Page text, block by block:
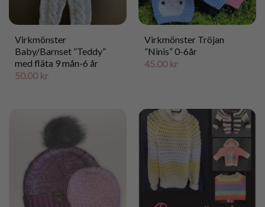
Virkmönster
Baby/Barnset ”Teddy”
med fläta 9 mån-6 år
50.00 kr
Virkmönster Tröjan
”Ninis” 0-6år
45.00 kr